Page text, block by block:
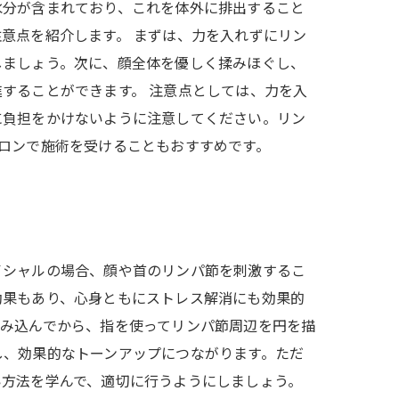
が含まれており、これを体外に排出すること
点を紹介します。 まずは、力を入れずにリン
しょう。次に、顔全体を優しく揉みほぐし、
ることができます。 注意点としては、力を入
担をかけないように注意してください。リン
で施術を受けることもおすすめです。
ャルの場合、顔や首のリンパ節を刺激するこ
もあり、心身ともにストレス解消にも効果的
込んでから、指を使ってリンパ節周辺を円を描
効果的なトーンアップにつながります。ただ
を学んで、適切に行うようにしましょう。